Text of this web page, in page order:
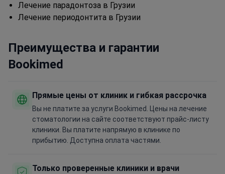
Лечение парадонтоза в Грузии
Лечение периодонтита в Грузии
Преимущества и гарантии
Bookimed
Прямые цены от клиник и гибкая рассрочка
Вы не платите за услуги Bookimed. Цены на лечение
стоматологии на сайте соответствуют прайс-листу
клиники. Вы платите напрямую в клинике по
прибытию. Доступна оплата частями.
Только проверенные клиники и врачи